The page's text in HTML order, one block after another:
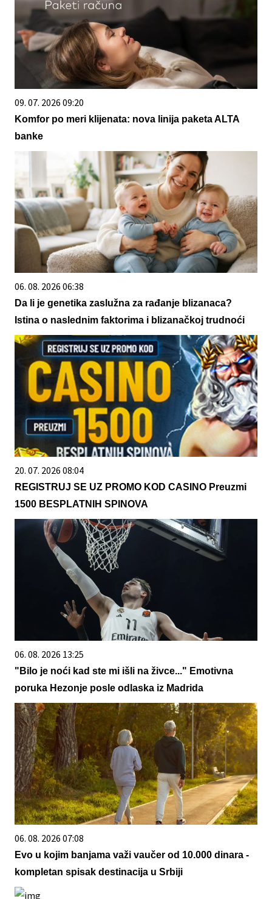
09. 07. 2026 09:20
Komfor po meri klijenata: nova linija paketa ALTA
banke
06. 08. 2026 06:38
Da li je genetika zaslužna za rađanje blizanaca?
Istina o naslednim faktorima i blizanačkoj trudnoći
20. 07. 2026 08:04
REGISTRUJ SE UZ PROMO KOD CASINO Preuzmi
1500 BESPLATNIH SPINOVA
06. 08. 2026 13:25
"Bilo je noći kad ste mi išli na živce..." Emotivna
poruka Hezonje posle odlaska iz Madrida
06. 08. 2026 07:08
Evo u kojim banjama važi vaučer od 10.000 dinara -
kompletan spisak destinacija u Srbiji